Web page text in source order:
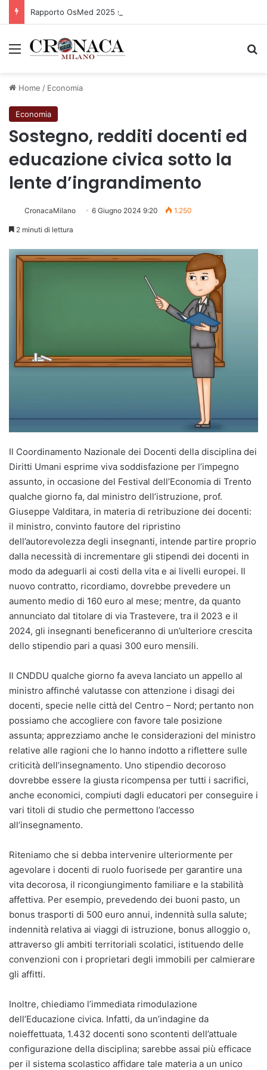
Rapporto OsMed 2025 sull’uso dei farmaci in Italia
Menu
Home / Economia
Economia
Sostegno, redditi docenti ed
educazione civica sotto la
lente d’ingrandimento
CronacaMilano 6 Giugno 2024 9:20 1.250
2 minuti di lettura
Il Coordinamento Nazionale dei Docenti della disciplina dei
Diritti Umani esprime viva soddisfazione per l’impegno
assunto, in occasione del Festival dell’Economia di Trento
qualche giorno fa, dal ministro dell’istruzione, prof.
Giuseppe Valditara, in materia di retribuzione dei docenti:
il ministro, convinto fautore del ripristino
dell’autorevolezza degli insegnanti, intende partire proprio
dalla necessità di incrementare gli stipendi dei docenti in
modo da adeguarli ai costi della vita e ai livelli europei. Il
nuovo contratto, ricordiamo, dovrebbe prevedere un
aumento medio di 160 euro al mese; mentre, da quanto
annunciato dal titolare di via Trastevere, tra il 2023 e il
2024, gli insegnanti beneficeranno di un’ulteriore crescita
dello stipendio pari a quasi 300 euro mensili.
Il CNDDU qualche giorno fa aveva lanciato un appello al
ministro affinché valutasse con attenzione i disagi dei
docenti, specie nelle città del Centro – Nord; pertanto non
possiamo che accogliere con favore tale posizione
assunta; apprezziamo anche le considerazioni del ministro
relative alle ragioni che lo hanno indotto a riflettere sulle
criticità dell’insegnamento. Uno stipendio decoroso
dovrebbe essere la giusta ricompensa per tutti i sacrifici,
anche economici, compiuti dagli educatori per conseguire i
vari titoli di studio che permettono l’accesso
all’insegnamento.
Riteniamo che si debba intervenire ulteriormente per
agevolare i docenti di ruolo fuorisede per garantire una
vita decorosa, il ricongiungimento familiare e la stabilità
affettiva. Per esempio, prevedendo dei buoni pasto, un
bonus trasporti di 500 euro annui, indennità sulla salute;
indennità relativa ai viaggi di istruzione, bonus alloggio o,
attraverso gli ambiti territoriali scolatici, istituendo delle
convenzioni con i proprietari degli immobili per calmierare
gli affitti.
Inoltre, chiediamo l’immediata rimodulazione
dell’Educazione civica. Infatti, da un’indagine da
noieffettuata, 1.432 docenti sono scontenti dell’attuale
configurazione della disciplina; sarebbe assai più efficace
per il sistema scolastico affidare tale materia a un unico